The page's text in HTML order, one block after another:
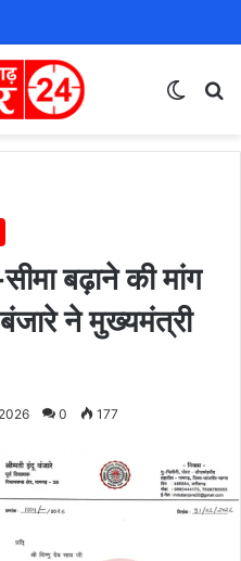
बढ़ाने की मांग
ने मुख्यमंत्री
0 177